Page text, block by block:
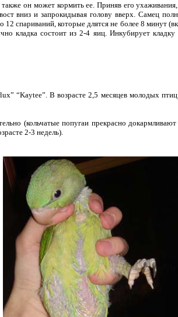
он может кормить ее. Приняв его
вниз и запрокидывая голову вверх. Самец
12 спариваний, которые длятся не более 8 минут
кладка состоит из 2-4 яиц. Инкубирует кладку
“Kaytee”. В возрасте 2,5 месяцев молодых
(кольчатые попугаи прекрасно
2-3 недель).